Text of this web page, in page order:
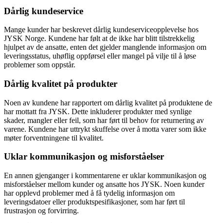
Dårlig kundeservice
Mange kunder har beskrevet dårlig kundeserviceopplevelse hos
JYSK Norge. Kundene har følt at de ikke har blitt tilstrekkelig
hjulpet av de ansatte, enten det gjelder manglende informasjon om
leveringsstatus, uhøflig oppførsel eller mangel på vilje til å løse
problemer som oppstår.
Dårlig kvalitet på produkter
Noen av kundene har rapportert om dårlig kvalitet på produktene de
har mottatt fra JYSK. Dette inkluderer produkter med synlige
skader, mangler eller feil, som har ført til behov for returnering av
varene. Kundene har uttrykt skuffelse over å motta varer som ikke
møter forventningene til kvalitet.
Uklar kommunikasjon og misforståelser
En annen gjenganger i kommentarene er uklar kommunikasjon og
misforståelser mellom kunder og ansatte hos JYSK. Noen kunder
har opplevd problemer med å få tydelig informasjon om
leveringsdatoer eller produktspesifikasjoner, som har ført til
frustrasjon og forvirring.